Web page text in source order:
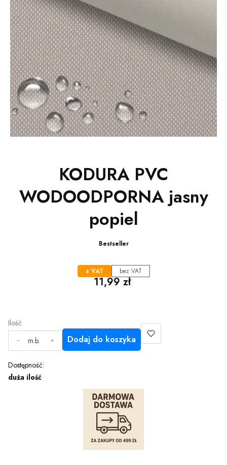
KODURA PVC
WODOODPORNA jasny
popiel
Bestseller
z VAT bez VAT
Cena
11,99 zł
Ilość
m.b.
Dodaj do koszyka
Dostępność:
duża ilość